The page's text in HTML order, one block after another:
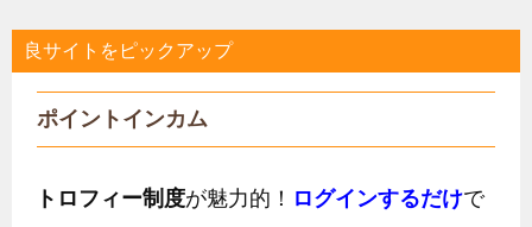
良サイトをピックアップ
ポイントインカム
トロフィー制度が魅力的！ ログインするだけで